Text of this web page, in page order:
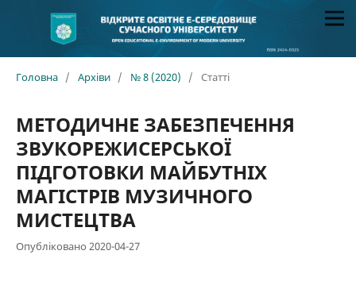
Головна / Архіви / № 8 (2020) / Статті
МЕТОДИЧНЕ ЗАБЕЗПЕЧЕННЯ
ЗВУКОРЕЖИСЕРСЬКОЇ
ПІДГОТОВКИ МАЙБУТНІХ
МАГІСТРІВ МУЗИЧНОГО
МИСТЕЦТВА
Опубліковано 2020-04-27